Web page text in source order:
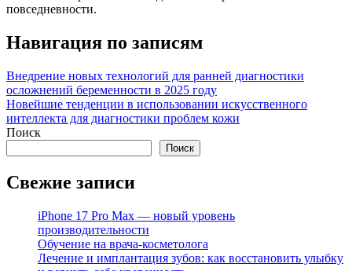
повседневности.
Навигация по записям
Внедрение новых технологий для ранней диагностики
осложнений беременности в 2025 году
Новейшие тенденции в использовании искусственного
интеллекта для диагностики проблем кожи
Поиск
Поиск
Свежие записи
iPhone 17 Pro Max — новый уровень
производительности
Обучение на врача-косметолога
Лечение и имплантация зубов: как восстановить улыбку